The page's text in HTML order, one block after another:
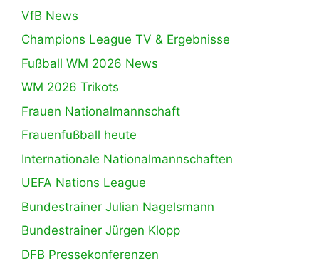
VfB News
Champions League TV & Ergebnisse
Fußball WM 2026 News
WM 2026 Trikots
Frauen Nationalmannschaft
Frauenfußball heute
Internationale Nationalmannschaften
UEFA Nations League
Bundestrainer Julian Nagelsmann
Bundestrainer Jürgen Klopp
DFB Pressekonferenzen